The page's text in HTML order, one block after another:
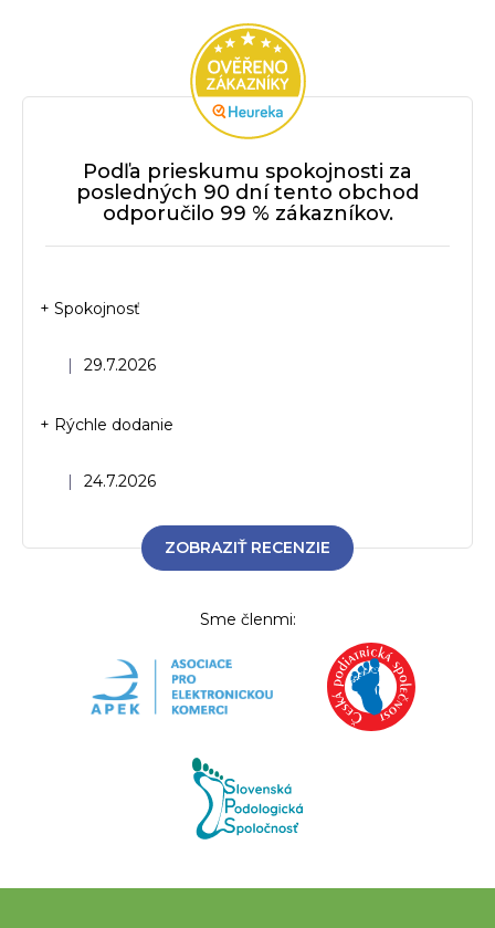
Podľa prieskumu spokojnosti za
posledných 90 dní tento obchod
odporučilo 99 % zákazníkov.
Hodnotenie obchodu je 5 z 5 hviezdičiek.
| 29.7.2026
+ Spokojnosť
Hodnotenie obchodu je 5 z 5 hviezdičiek.
| 24.7.2026
+ Rýchle dodanie
ZOBRAZIŤ RECENZIE
Sme členmi: